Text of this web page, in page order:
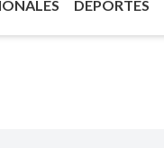
DEPORTES